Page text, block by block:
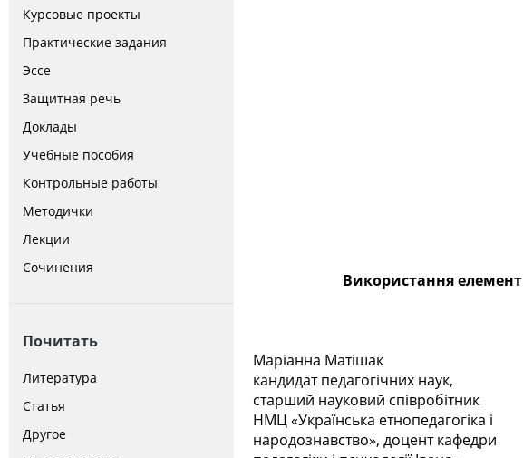
Курсовые проекты
Практические задания
Эссе
Защитная речь
Доклады
Учебные пособия
Контрольные работы
Методички
Лекции
Сочинения
Почитать
Литература
Статья
Другое
Використання
Маріанна Матішак
кандидат педагогічних наук,
старший науковий співробітник
НМЦ «Українська етнопедагогіка і
народознавство», доцент кафедри